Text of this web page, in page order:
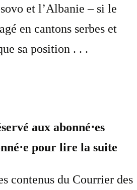
et l’Albanie – si le
en cantons serbes et
sa position . . .
aux abonné⋅es
pour lire la suite
contenus du Courrier des